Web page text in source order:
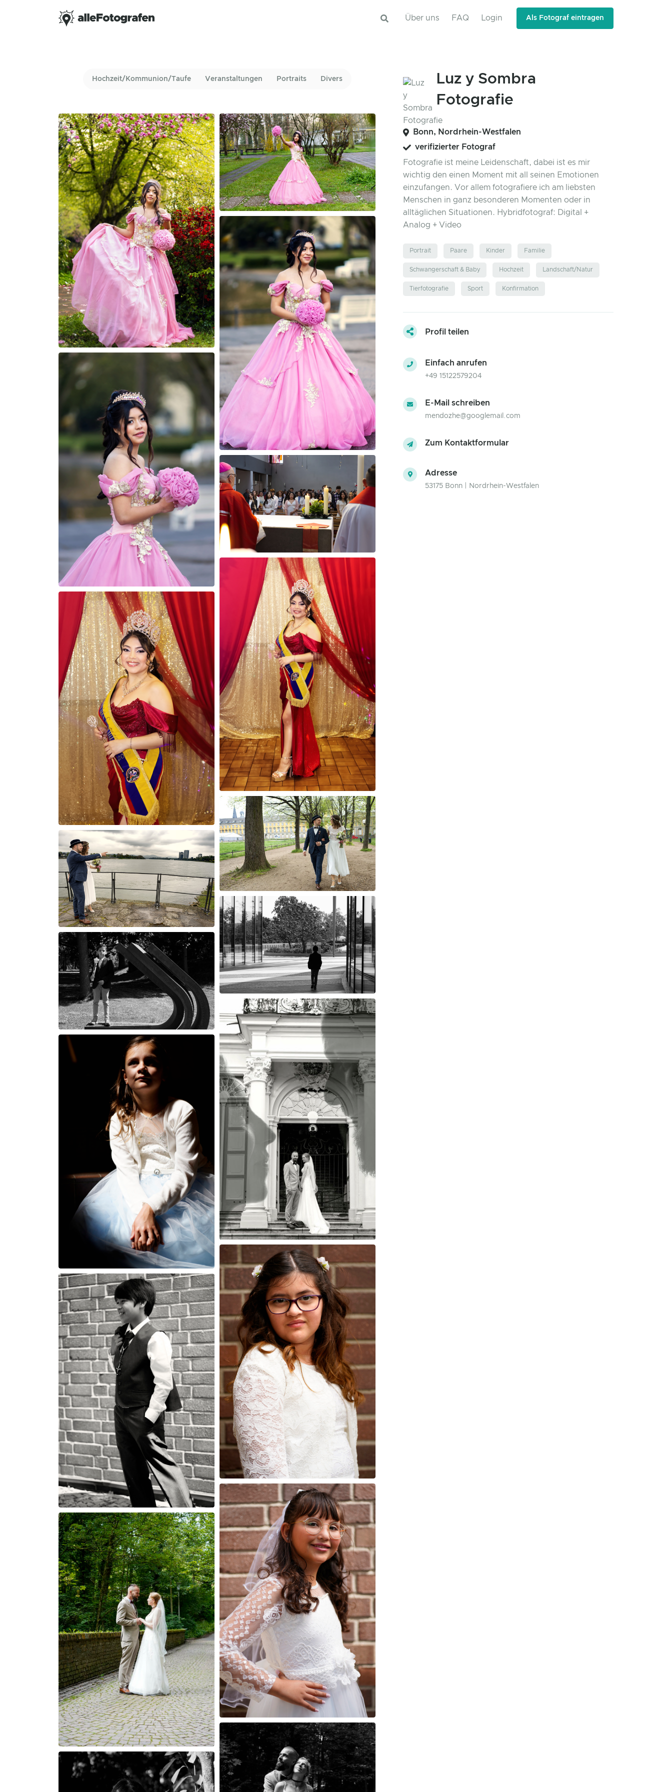
Über uns FAQ Login Als Fotograf eintragen
Hochzeit/Kommunion/Taufe Veranstaltungen Portraits Divers
Luz y Sombra
Fotografie
Bonn, Nordrhein-Westfalen
verifizierter Fotograf
Fotografie ist meine Leidenschaft, dabei ist es mir
wichtig den einen Moment mit all seinen Emotionen
einzufangen. Vor allem fotografiere ich am liebsten
Menschen in ganz besonderen Momenten oder in
alltäglichen Situationen. Hybridfotograf: Digital +
Analog + Video
Portrait Paare Kinder Familie
Schwangerschaft & Baby Hochzeit Landschaft/Natur
Tierfotografie Sport Konfirmation
Profil teilen
Einfach anrufen
+49 15122579204
E-Mail schreiben
mendozhe@googlemail.com
Zum Kontaktformular
Adresse
53175 Bonn | Nordrhein-Westfalen